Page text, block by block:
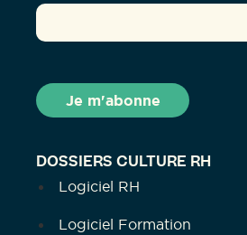
DOSSIERS CULTURE RH
Logiciel RH
Logiciel Formation